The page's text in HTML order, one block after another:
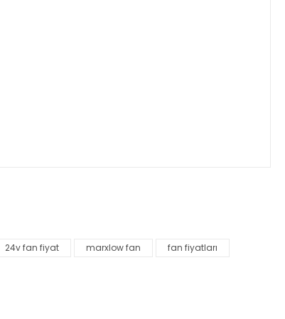
24v fan fiyat marxlow fan fan fiyatları